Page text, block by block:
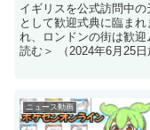
イギリスを公式訪問中
として歓迎式典に臨ま
れ、ロンドンの街は歓
読む＞ （2024年6月25日
ニュース動画